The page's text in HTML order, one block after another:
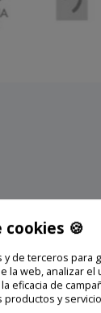
🍪
de terceros para
la web, analizar el
eficacia de
y